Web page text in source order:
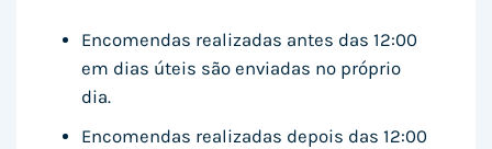
Encomendas realizadas antes das 12:00
em dias úteis são enviadas no próprio
dia.
Encomendas realizadas depois das 12:00